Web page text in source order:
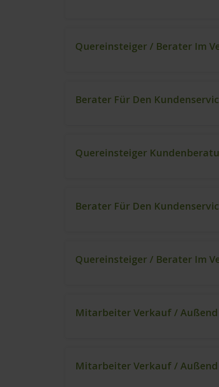
Quereinsteiger / Berater Im
Berater Für Den
Quereinsteiger
Berater Für Den
Quereinsteiger / Berater Im
Mitarbeiter Verkauf /
Mitarbeiter Verkauf /